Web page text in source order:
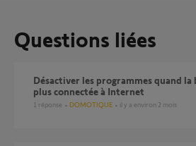
Questions liées
Désactiver les programmes quand la box Tahoma n’est
plus connectée à Internet
1 réponse DOMOTIQUE il y a environ 2 mois